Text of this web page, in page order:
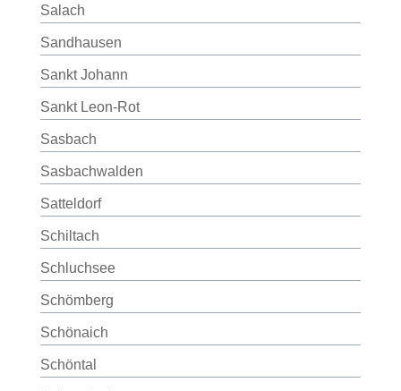
Salach
Sandhausen
Sankt Johann
Sankt Leon-Rot
Sasbach
Sasbachwalden
Satteldorf
Schiltach
Schluchsee
Schömberg
Schönaich
Schöntal